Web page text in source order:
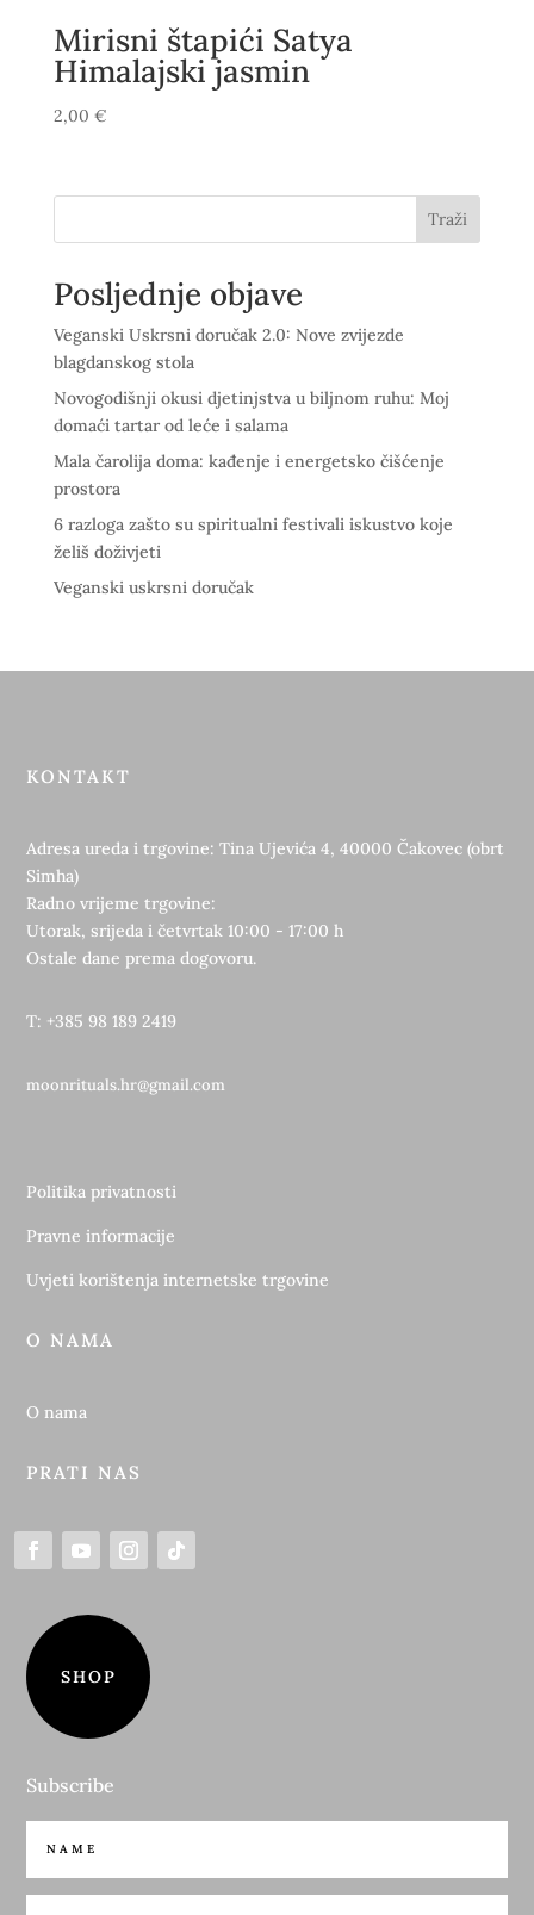
Mirisni štapići Satya
Himalajski jasmin
2,00 €
Traži
Posljednje objave
Veganski Uskrsni doručak 2.0: Nove zvijezde
blagdanskog stola
Novogodišnji okusi djetinjstva u biljnom ruhu: Moj
domaći tartar od leće i salama
Mala čarolija doma: kađenje i energetsko čišćenje
prostora
6 razloga zašto su spiritualni festivali iskustvo koje
želiš doživjeti
Veganski uskrsni doručak
KONTAKT
Adresa ureda i trgovine: Tina Ujevića 4, 40000 Čakovec (obrt
Simha)
Radno vrijeme trgovine:
Utorak, srijeda i četvrtak 10:00 - 17:00 h
Ostale dane prema dogovoru.
T: +385 98 189 2419
moonrituals.hr@gmail.com
Politika privatnosti
Pravne informacije
Uvjeti korištenja internetske trgovine
O NAMA
O nama
PRATI NAS
SHOP
Subscribe